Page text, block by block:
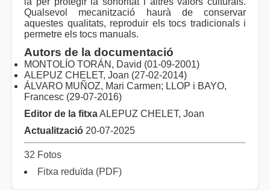
Qualsevol mecanització haurà de conservar
aquestes qualitats, reproduir els tocs tradicionals i
permetre els tocs manuals.
Autors de la documentació
MONTOLÍO TORÁN, David (01-09-2001)
ALEPUZ CHELET, Joan (27-02-2014)
ÁLVARO MUÑOZ, Mari Carmen; LLOP i BAYO,
Francesc (29-07-2016)
Editor de la fitxaALEPUZ CHELET, Joan
Actualització 20-07-2025
32 Fotos
Fitxa reduïda (PDF)